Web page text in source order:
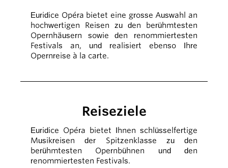
Euridice Opéra bietet eine grosse Auswahl an
hochwertigen Reisen zu den berühmtesten
Opernhäusern sowie den renommiertesten
Festivals an, und realisiert ebenso Ihre
Opernreise à la carte.
Reiseziele
Euridice Opéra bietet Ihnen schlüsselfertige
Musikreisen der Spitzenklasse zu den
berühmtesten Opernbühnen und den
renommiertesten Festivals.